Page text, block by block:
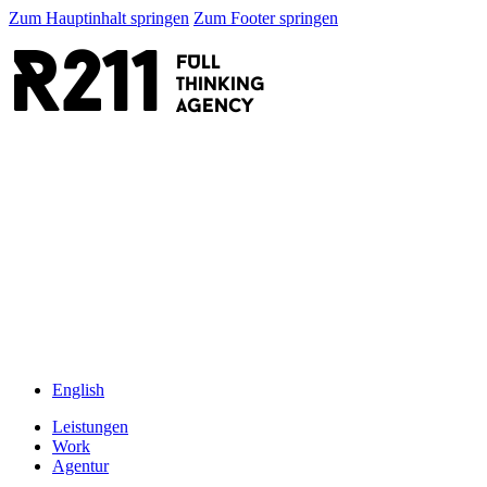
Zum Hauptinhalt springen Zum Footer springen
R211
FULL
thinking
AGENCY
English
Leistungen
Work
Agentur